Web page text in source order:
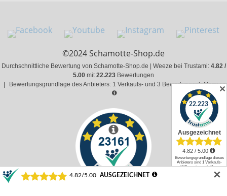
©2024 Schamotte-Shop.de
Durchschnittliche Bewertung von Schamotte-Shop.de | Weeze bei Trustami: 4.82 /
5.00 mit22.223 Bewertungen
Bewertungsgrundlage des Anbieters: 1 Verkaufs- und 3 Bewertungsplattformen
✕
✕